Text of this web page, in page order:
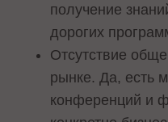
получение
дорогих
Отсутствие
рынке. Да, есть
конференций и